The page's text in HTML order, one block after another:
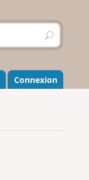
R
e
h
e
r
r
Connexion